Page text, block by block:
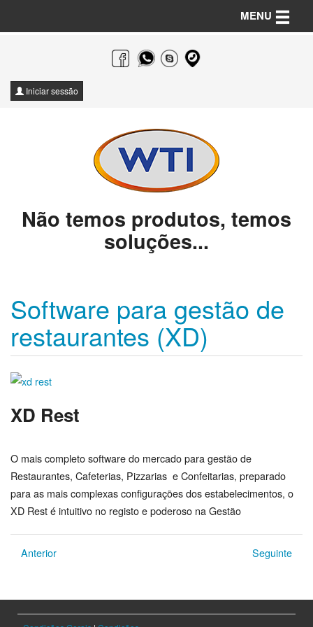
Iniciar sessão
Não temos produtos, temos
soluções...
MENU Toggle
Software para gestão de
restaurantes (XD)
XD Rest
O mais completo software do mercado para gestão de
Restaurantes, Cafeterias, Pizzarias e Confeitarias, preparado
para as mais complexas configurações dos estabelecimentos, o
XD Rest é intuitivo no registo e poderoso na Gestão
Anterior Seguinte